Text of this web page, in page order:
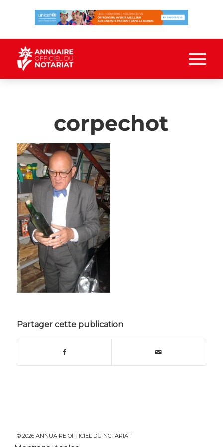
corpechot
Partager cette publication
© 2026 ANNUAIRE OFFICIEL DU NOTARIAT